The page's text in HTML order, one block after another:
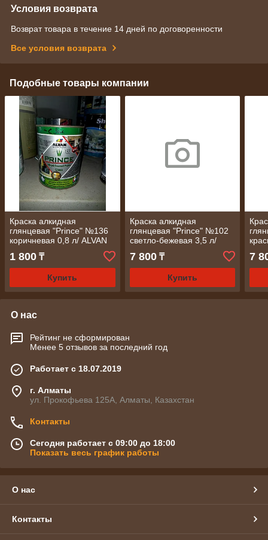
Условия возврата
Возврат товара в течение 14 дней по договоренности
Все условия возврата
Подобные товары компании
Краска алкидная
глянцевая "Prince" №136
коричневая 0,8 л/ ALVAN
1 800 ₸
Купить
Краска алкидная
глянцевая "Prince" №102
светло-бежевая 3,5 л/
7 800₸
Купить
7
О нас
Рейтинг не сформирован
Менее 5 отзывов за последний год
Работает с 18.07.2019
г. Алматы
ул. Прокофьева 125А, Алматы, Казахстан
Контакты
Сегодня работает с 09:00 до 18:00
Показать весь график работы
О нас
Контакты